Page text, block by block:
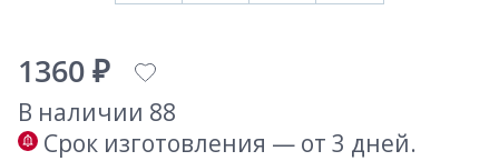
1360 ₽
В наличии 88
Срок изготовления — от 3 дней.